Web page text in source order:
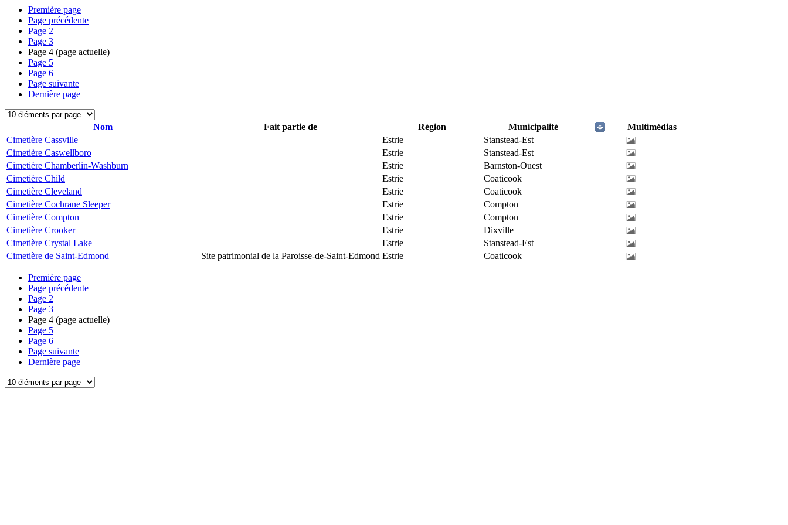
Première page
Page précédente
Page 2
Page 3
Page 4 (page actuelle)
Page 5
Page 6
Page suivante
Dernière page
Nom Fait partie de Région Municipalité
Multimédias
Cimetière Cassville
Estrie
Stanstead-Est
Cimetière Caswellboro
Estrie
Stanstead-Est
Cimetière Chamberlin-Washburn
Estrie
Barnston-Ouest
Cimetière Child
Estrie
Coaticook
Cimetière Cleveland
Estrie
Coaticook
Cimetière Cochrane Sleeper
Estrie
Compton
Cimetière Compton
Estrie
Compton
Cimetière Crooker
Estrie
Dixville
Cimetière Crystal Lake
Estrie
Stanstead-Est
Cimetière de Saint-Edmond
Site patrimonial de la Paroisse-de-Saint-Edmond Estrie Coaticook
Première page
Page précédente
Page 2
Page 3
Page 4 (page actuelle)
Page 5
Page 6
Page suivante
Dernière page